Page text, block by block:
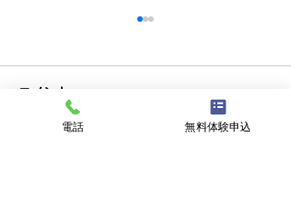
クラブチーム
コメント
電話 無料体験申込